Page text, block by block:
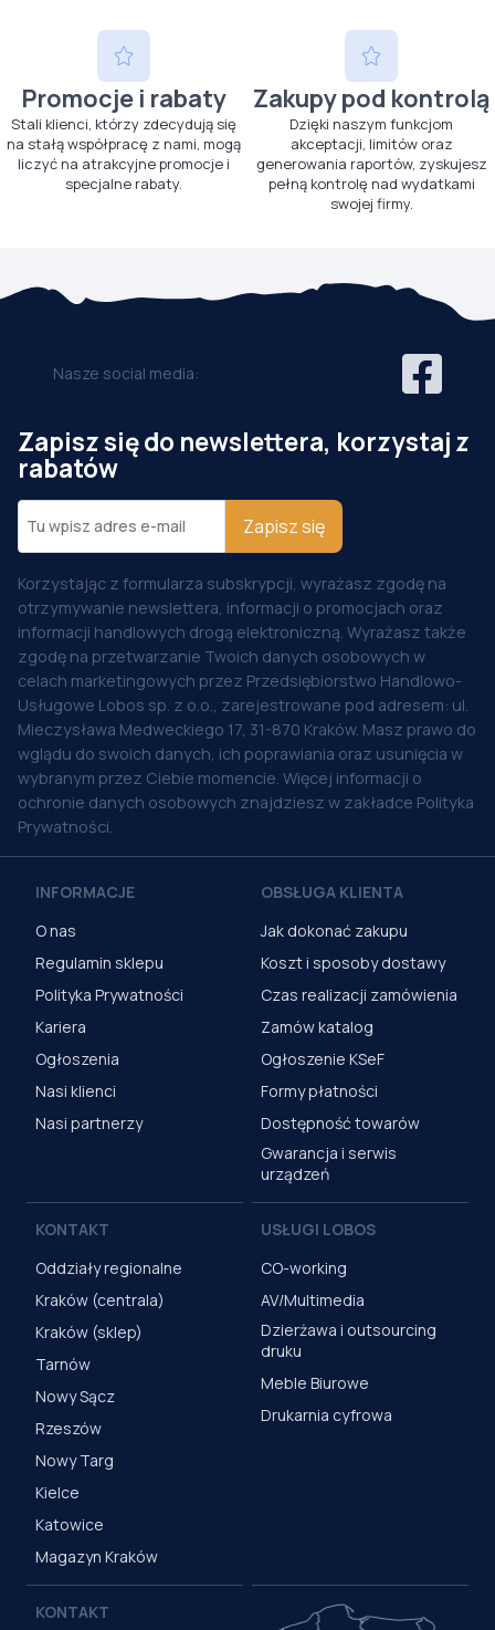
Promocje i rabaty
Stali klienci, którzy zdecydują się
na stałą współpracę z nami, mogą
liczyć na atrakcyjne promocje i
specjalne rabaty.
Zakupy pod kontrolą
Dzięki naszym funkcjom
akceptacji, limitów oraz
generowania raportów, zyskujesz
pełną kontrolę nad wydatkami
swojej firmy.
Nasze social media:
Zapisz się do newslettera, korzystaj z
rabatów
Zapisz się
Korzystając z formularza subskrypcji, wyrażasz zgodę na
otrzymywanie newslettera, informacji o promocjach oraz
informacji handlowych drogą elektroniczną. Wyrażasz także
zgodę na przetwarzanie Twoich danych osobowych w
celach marketingowych przez Przedsiębiorstwo Handlowo-
Usługowe Lobos sp. z o.o., zarejestrowane pod adresem: ul.
Mieczysława Medweckiego 17, 31-870 Kraków. Masz prawo do
wglądu do swoich danych, ich poprawiania oraz usunięcia w
wybranym przez Ciebie momencie. Więcej informacji o
ochronie danych osobowych znajdziesz w zakładce Polityka
Prywatności.
INFORMACJE
O nas
Regulamin sklepu
Polityka Prywatności
Kariera
Ogłoszenia
Nasi klienci
Nasi partnerzy
OBSŁUGA KLIENTA
Jak dokonać zakupu
Koszt i sposoby dostawy
Czas realizacji zamówienia
Zamów katalog
Ogłoszenie KSeF
Formy płatności
Dostępność towarów
Gwarancja i serwis
urządzeń
KONTAKT
Oddziały regionalne
Kraków (centrala)
Kraków (sklep)
Tarnów
Nowy Sącz
Rzeszów
Nowy Targ
Kielce
Katowice
Magazyn Kraków
USŁUGI LOBOS
CO-working
AV/Multimedia
Dzierżawa i outsourcing
druku
Meble Biurowe
Drukarnia cyfrowa
KONTAKT